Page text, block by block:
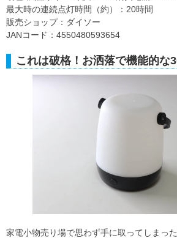
最大時の連続点灯時間（約）：20時間
販売ショップ：ダイソー
JANコード：4550480593654
これは破格！お洒落で機能的な
家電小物売り場で思わず手に取ってしまっ